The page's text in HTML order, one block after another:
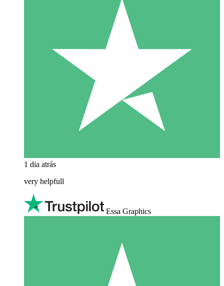
1 dia atrás
very helpfull
Essa Graphics